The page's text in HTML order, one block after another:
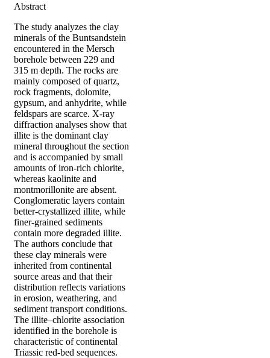
Abstract
The study analyzes the clay
minerals of the Buntsandstein
encountered in the Mersch
borehole between 229 and
315 m depth. The rocks are
mainly composed of quartz,
rock fragments, dolomite,
gypsum, and anhydrite, while
feldspars are scarce. X-ray
diffraction analyses show that
illite is the dominant clay
mineral throughout the section
and is accompanied by small
amounts of iron-rich chlorite,
whereas kaolinite and
montmorillonite are absent.
Conglomeratic layers contain
better-crystallized illite, while
finer-grained sediments
contain more degraded illite.
The authors conclude that
these clay minerals were
inherited from continental
source areas and that their
distribution reflects variations
in erosion, weathering, and
sediment transport conditions.
The illite–chlorite association
identified in the borehole is
characteristic of continental
Triassic red-bed sequences.